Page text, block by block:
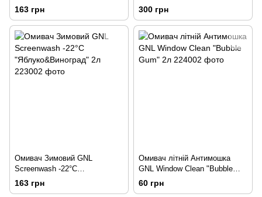
Gum" 2л
163 грн
Виноград" 4л
300 грн
Омивач Зимовий GNL
Screenwash -22°C
"Яблуко&Виноград" 2л
163 грн
Омивач літній Антимошка
GNL Window Clean "Bubble
Gum" 2л
60 грн